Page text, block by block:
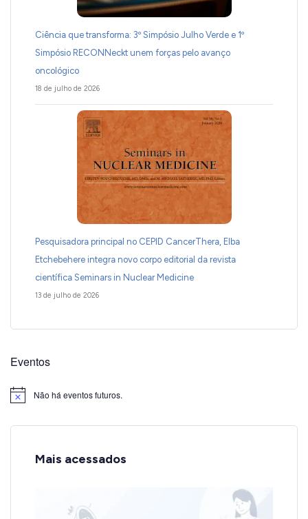
Ciência que transforma: 3º Simpósio Julho Verde e 1º
Simpósio RECONNeckt unem forças pelo avanço
oncológico
18 de julho de 2026
Pesquisadora principal no CEPID CancerThera, Elba
Etchebehere integra novo corpo editorial da revista
científica Seminars in Nuclear Medicine
13 de julho de 2026
Eventos
Notice Não há eventos futuros.
Mais acessados